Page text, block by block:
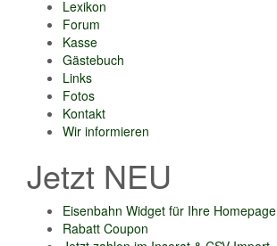
Lexikon
Forum
Kasse
Gästebuch
Links
Fotos
Kontakt
Wir informieren
Jetzt NEU
Eisenbahn Widget für Ihre Homepage
Rabatt Coupon